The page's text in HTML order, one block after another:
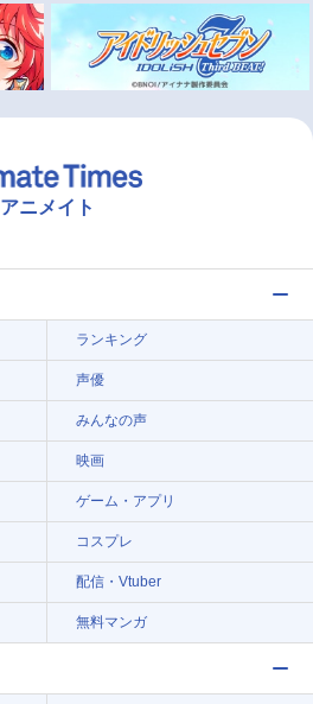
アニメイト
ランキング
声優
みんなの声
映画
ゲーム・アプリ
コスプレ
配信・Vtuber
無料マンガ